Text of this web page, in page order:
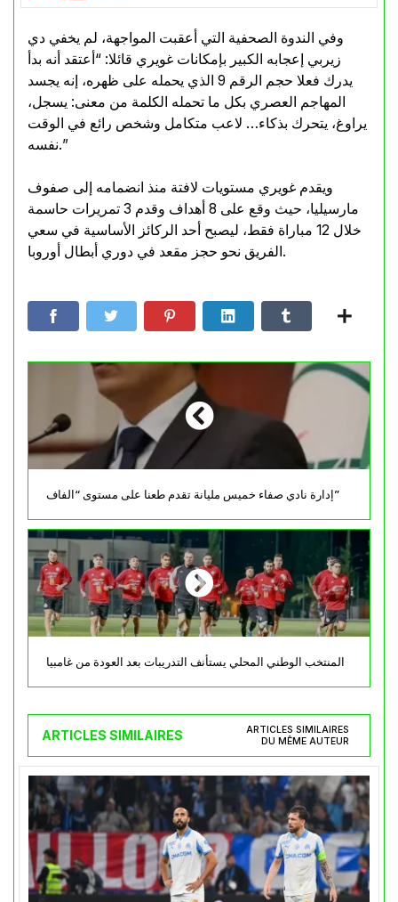
وفي الندوة الصحفية التي أعقبت المواجهة، لم يخفي دي
زيربي إعجابه الكبير بإمكانات غويري قائلا: “أعتقد أنه بدأ
يدرك فعلا حجم الرقم 9 الذي يحمله على ظهره، إنه يجسد
المهاجم العصري بكل ما تحمله الكلمة من معنى: يسجل،
يراوغ، يتحرك بذكاء… لاعب متكامل وشخص رائع في الوقت
نفسه.”
ويقدم غويري مستويات لافتة منذ انضمامه إلى صفوف
مارسيليا، حيث وقع على 8 أهداف وقدم 3 تمريرات حاسمة
خلال 12 مباراة فقط، ليصبح أحد الركائز الأساسية في سعي
الفريق نحو حجز مقعد في دوري أبطال أوروبا.
إدارة نادي صفاء خميس مليانة تقدم طعنا على مستوى “الفاف”
المنتخب الوطني المحلي يستأنف التدريبات بعد العودة من غامبيا
ARTICLES SIMILAIRES
ARTICLES SIMILAIRES
DU MÊME AUTEUR